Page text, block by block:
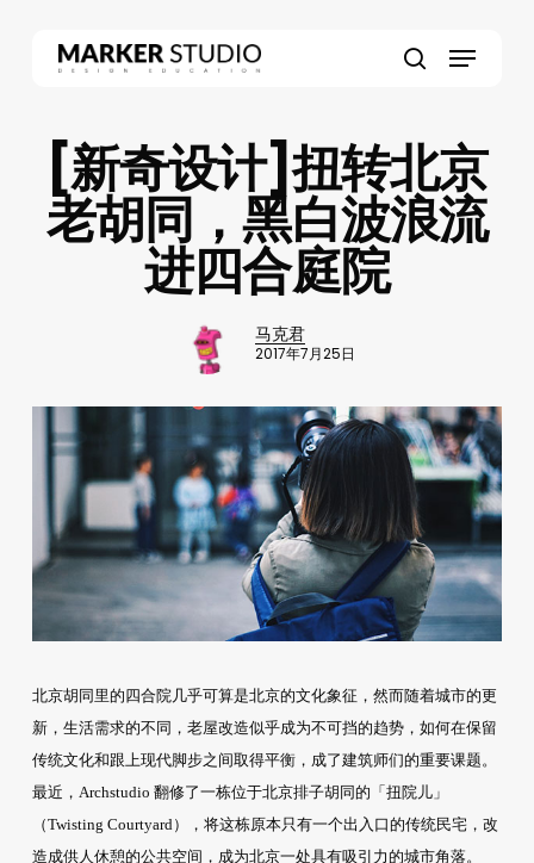
Menu
[新奇设计]扭转北京
老胡同，黑白波浪流
进四合庭院
马克君
2017年7月25日
北京胡同里的四合院几乎可算是北京的文化象征，然而随着城市的更
新，生活需求的不同，老屋改造似乎成为不可挡的趋势，如何在保留
传统文化和跟上现代脚步之间取得平衡，成了建筑师们的重要课题。
最近，Archstudio 翻修了一栋位于北京排子胡同的「扭院儿」
（Twisting Courtyard），将这栋原本只有一个出入口的传统民宅，改
造成供人休憩的公共空间，成为北京一处具有吸引力的城市角落。